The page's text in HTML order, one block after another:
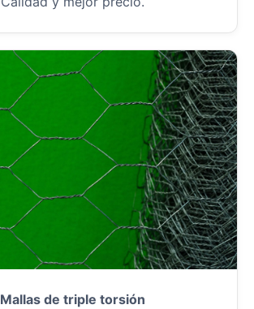
Mallas de triple torsión